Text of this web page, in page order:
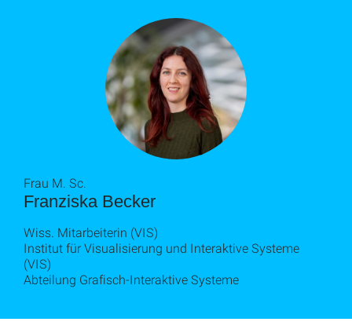
Franziska Becker
Frau M. Sc.
Wiss. Mitarbeiterin (VIS)
Institut für Visualisierung und Interaktive Systeme
(VIS)
Abteilung Grafisch-Interaktive Systeme